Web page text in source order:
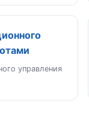
управления